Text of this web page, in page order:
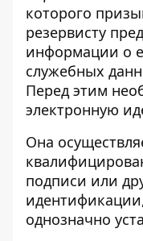
которого
резервисту
информации о
служебных
Перед этим
электронную
Она
подписи или
однозначно